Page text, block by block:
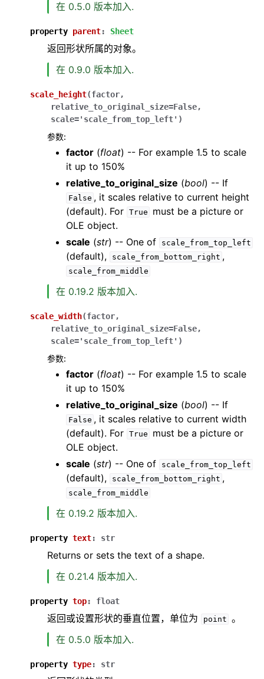
在 0.5.0 版本加入.
property parent: Sheet
返回形状所属的对象。
在 0.9.0 版本加入.
scale_height(factor,
relative_to_original_size=False,
scale='scale_from_top_left' )
参数:
factor (float) -- For example 1.5 to scale
it up to 150%
relative_to_original_size (bool) -- If
False , it scales relative to current height
(default). For True
must be a picture or
OLE object.
scale (str) -- One of scale_from_top_left
(default), scale_from_bottom_right ,
scale_from_middle
在 0.19.2 版本加入.
scale_width(factor,
relative_to_original_size=False,
scale='scale_from_top_left' )
参数:
factor (float) -- For example 1.5 to scale
it up to 150%
relative_to_original_size (bool) -- If
False , it scales relative to current width
(default). For True
must be a picture or
OLE object.
scale (str) -- One of scale_from_top_left
(default), scale_from_bottom_right ,
scale_from_middle
在 0.19.2 版本加入.
property text: str
Returns or sets the text of a shape.
在 0.21.4 版本加入.
property top: float
返回或设置形状的垂直位置，单位为 point 。
在 0.5.0 版本加入.
property type: str